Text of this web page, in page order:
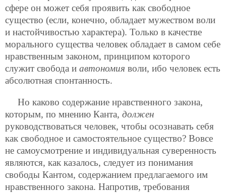
сфере он может себя проявить как свободное
существо (если, конечно, обладает мужеством воли
и настойчивостью характера). Только в качестве
морального существа человек обладает в самом себе
нравственным законом, принципом которого
служит свобода и автономия воли, ибо человек есть
абсолютная спонтанность.
Но каково содержание нравственного закона,
которым, по мнению Канта, должен
руководствоваться человек, чтобы осознавать себя
как свободное и самостоятельное существо? Вовсе
не самоусмотрение и индивидуальная суверенность
являются, как казалось, следует из понимания
свободы Кантом, содержанием предлагаемого им
нравственного закона. Напротив, требования